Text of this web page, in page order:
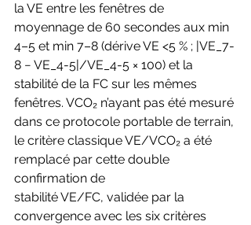
la VE entre les fenêtres de
moyennage de 60 secondes aux min
4–5 et min 7–8 (dérive VE <5 % ; |VE_7-
8 − VE_4-5|/VE_4-5 × 100) et la
stabilité de la FC sur les mêmes
fenêtres. VCO₂ n’ayant pas été mesuré
dans ce protocole portable de terrain,
le critère classique VE/VCO₂ a été
remplacé par cette double
confirmation de
stabilité VE/FC, validée par la
convergence avec les six critères